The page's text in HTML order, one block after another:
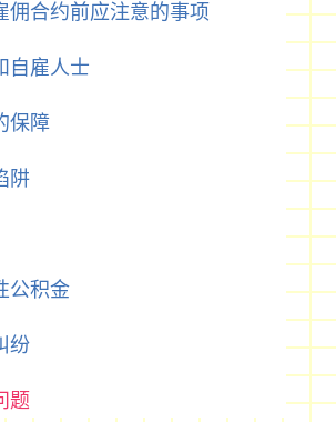
佣合约前应注意的事项
自雇人士
保障
阱
公积金
纷
题